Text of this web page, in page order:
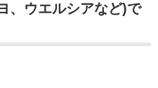
、ウエルシアなど)で